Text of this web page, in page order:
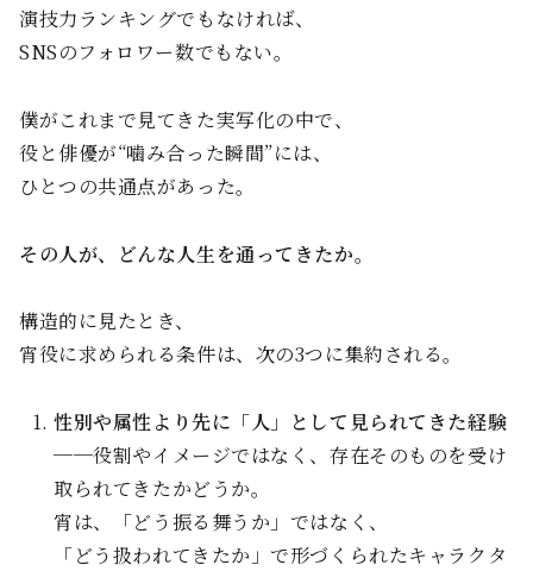
演技力ランキングでもなければ、
SNSのフォロワー数でもない。
僕がこれまで見てきた実写化の中で、
役と俳優が“噛み合った瞬間”には、
ひとつの共通点があった。
その人が、どんな人生を通ってきたか。
構造的に見たとき、
宵役に求められる条件は、次の3つに集約される。
性別や属性より先に「人」として見られてきた経験
──役割やイメージではなく、存在そのものを受け
取られてきたかどうか。
宵は、「どう振る舞うか」ではなく、
「どう扱われてきたか」で形づくられたキャラクタ